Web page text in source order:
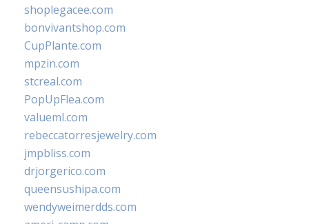
shoplegacee.com
bonvivantshop.com
CupPlante.com
mpzin.com
stcreal.com
PopUpFlea.com
valueml.com
rebeccatorresjewelry.com
jmpbliss.com
drjorgerico.com
queensushipa.com
wendyweimerdds.com